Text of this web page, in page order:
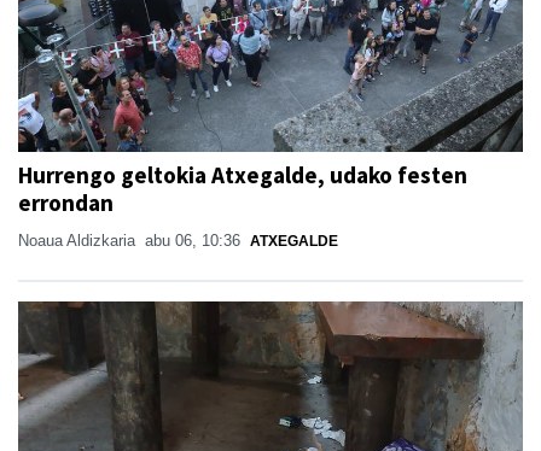
Hurrengo geltokia Atxegalde, udako festen
errondan
Noaua Aldizkaria abu 06, 10:36 ATXEGALDE